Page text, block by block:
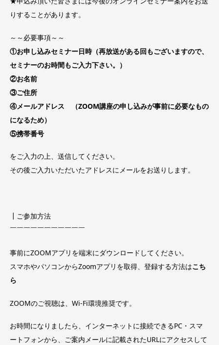
りすることがあります。
～～必要事項～～
①お申し込みセミナー日時（再放送がある回もございますので、
セミナーのお時間もご入力下さい。）
②お名前
③ご住所
④メールアドレス （ZOOM講座の申し込みが事前に必要なもの
になるため）
⑤携帯番号
をご入力の上、送信してください。
その後ご入力いただいたアドレスにメールをお送りします。
┃ご参加方法
￣￣￣￣￣￣￣￣￣￣￣
事前にZOOMアプリを端末にダウンロードしてください。
スマホやパソコンからZoomアプリを取得、登録する方法はこち
ら
ZOOMのご視聴は、Wi-Fi環境推奨です。
お時間になりましたら、インターネットに接続できるPC・スマ
ートフォンから、ご案内メールに記載されたURLにアクセスして